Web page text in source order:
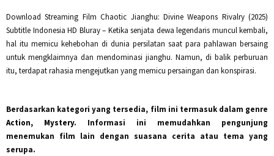
Download Streaming Film Chaotic Jianghu: Divine Weapons Rivalry (2025)
Subtitle Indonesia HD Bluray – Ketika senjata dewa legendaris muncul kembali,
hal itu memicu kehebohan di dunia persilatan saat para pahlawan bersaing
untuk mengklaimnya dan mendominasi jianghu. Namun, di balik perburuan
itu, terdapat rahasia mengejutkan yang memicu persaingan dan konspirasi.
Berdasarkan kategori yang tersedia, film ini termasuk dalam genre
Action, Mystery. Informasi ini memudahkan pengunjung
menemukan film lain dengan suasana cerita atau tema yang
serupa.